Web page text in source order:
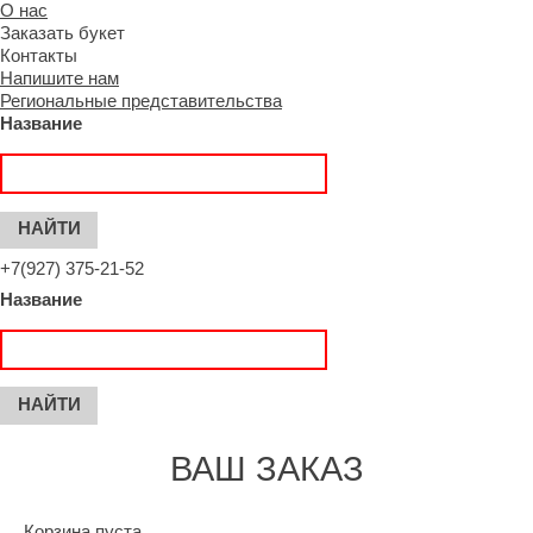
О нас
Заказать букет
Контакты
Напишите нам
Региональные представительства
Название
+7(927) 375-21-52
Название
ВАШ ЗАКАЗ